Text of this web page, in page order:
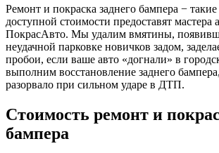
Ремонт и покраска заднего бампера −
доступной стоимости предоставят мастера
ПокрасАвто. Мы удалим вмятины,
неудачной парковке новичков задом,
пробои, если ваше авто «догнали» в
выполним восстановление заднего
разорвало при сильном ударе в ДТП.
Стоимость ремонт и
бампера